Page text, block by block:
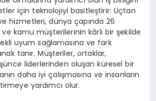
için teknolojiyi basitleştirir. Uçtan
hizmetleri, dünya çapında 26
kamu müşterilerinin kârlı bir şekilde
uyum sağlamasına ve fark
tanır. Müşteriler, ortaklar,
liderlerinden oluşan küresel bir
daha iyi çalışmasına ve insanların
yardımcı olur.